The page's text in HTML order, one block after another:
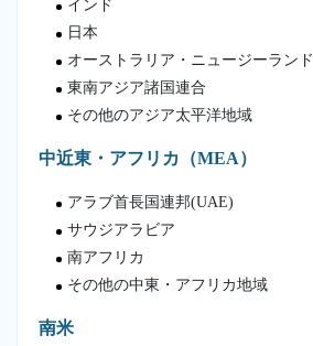
インド
日本
オーストラリア・ニュージーランド
東南アジア諸国連合
その他のアジア太平洋地域
中近東・アフリカ（MEA）
アラブ首長国連邦(UAE)
サウジアラビア
南アフリカ
その他の中東・アフリカ地域
南米